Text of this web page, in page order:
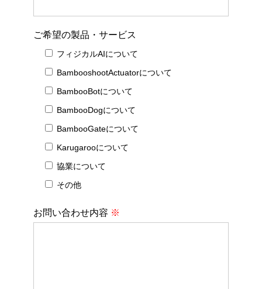
ご希望の製品・サービス
フィジカルAIについて
BambooshootActuatorについて
BambooBotについて
BambooDogについて
BambooGateについて
Karugarooについて
協業について
その他
お問い合わせ内容 ※